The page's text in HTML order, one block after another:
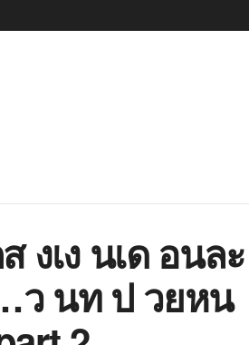
งเง นเด อนละ
ว นท ป วยหน